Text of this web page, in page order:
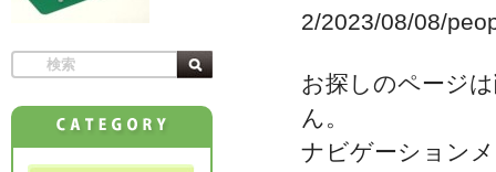
2/2023/08/08/
お探しのページ
ん。
ナビゲーション